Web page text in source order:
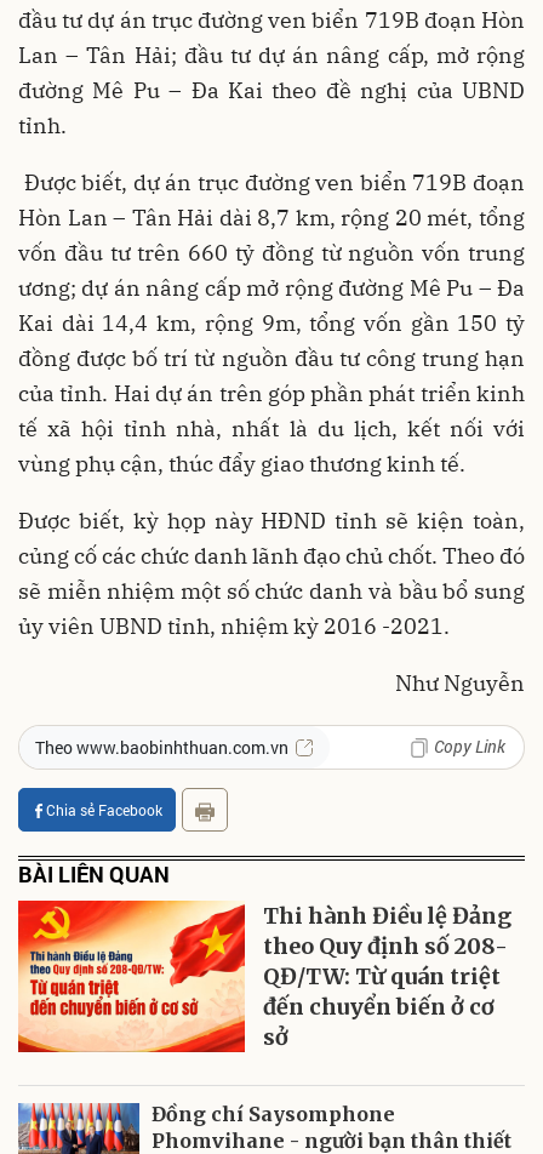
đầu tư dự án trục đường ven biển 719B đoạn Hòn
Lan – Tân Hải; đầu tư dự án nâng cấp, mở rộng
đường Mê Pu – Đa Kai theo đề nghị của UBND
tỉnh.
Được biết, dự án trục đường ven biển 719B đoạn
Hòn Lan – Tân Hải dài 8,7 km, rộng 20 mét, tổng
vốn đầu tư trên 660 tỷ đồng từ nguồn vốn trung
ương; dự án nâng cấp mở rộng đường Mê Pu – Đa
Kai dài 14,4 km, rộng 9m, tổng vốn gần 150 tỷ
đồng được bố trí từ nguồn đầu tư công trung hạn
của tỉnh. Hai dự án trên góp phần phát triển kinh
tế xã hội tỉnh nhà, nhất là du lịch, kết nối với
vùng phụ cận, thúc đẩy giao thương kinh tế.
Được biết, kỳ họp này HĐND tỉnh sẽ kiện toàn,
củng cố các chức danh lãnh đạo chủ chốt. Theo đó
sẽ miễn nhiệm một số chức danh và bầu bổ sung
ủy viên UBND tỉnh, nhiệm kỳ 2016 -2021.
Như Nguyễn
Theo www.baobinhthuan.com.vn Copy Link
Chia sẻ Facebook
BÀI LIÊN QUAN
Thi hành Điều lệ Đảng
theo Quy định số 208-
QĐ/TW: Từ quán triệt
đến chuyển biến ở cơ
sở
Đồng chí Saysomphone
Phomvihane - người bạn thân thiết